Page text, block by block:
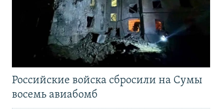
Российские войска сбросили на Сумы
восемь авиабомб